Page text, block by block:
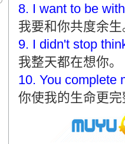
8. I want to be
我要和你共度余生
9. I didn't stop
我整天都在想你。
10. You complete
你使我的生命更